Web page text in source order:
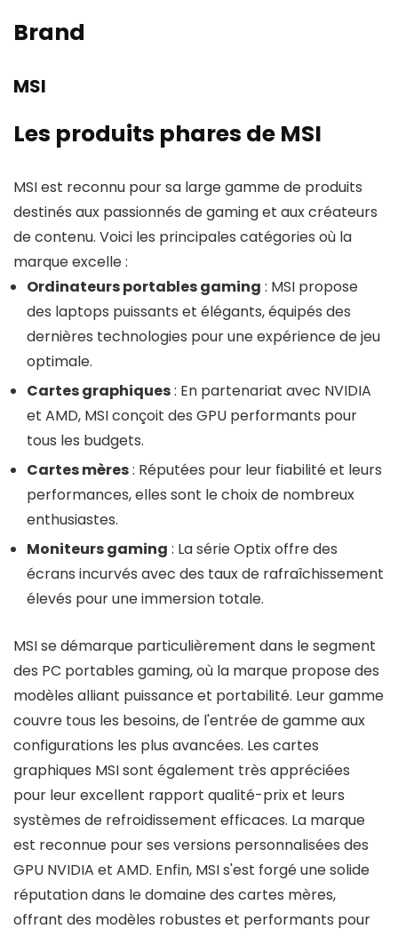
Brand
MSI
Les produits phares de MSI
MSI est reconnu pour sa large gamme de produits
destinés aux passionnés de gaming et aux créateurs
de contenu. Voici les principales catégories où la
marque excelle :
Ordinateurs portables gaming : MSI propose
des laptops puissants et élégants, équipés des
dernières technologies pour une expérience de jeu
optimale.
Cartes graphiques: En partenariat avec NVIDIA
et AMD, MSI conçoit des GPU performants pour
tous les budgets.
Cartes mères: Réputées pour leur fiabilité et leurs
performances, elles sont le choix de nombreux
enthusiastes.
Moniteurs gaming : La série Optix offre des
écrans incurvés avec des taux de rafraîchissement
élevés pour une immersion totale.
MSI se démarque particulièrement dans le segment
des PC portables gaming, où la marque propose des
modèles alliant puissance et portabilité. Leur gamme
couvre tous les besoins, de l'entrée de gamme aux
configurations les plus avancées. Les cartes
graphiques MSI sont également très appréciées
pour leur excellent rapport qualité-prix et leurs
systèmes de refroidissement efficaces. La marque
est reconnue pour ses versions personnalisées des
GPU NVIDIA et AMD. Enfin, MSI s'est forgé une solide
réputation dans le domaine des cartes mères,
offrant des modèles robustes et performants pour